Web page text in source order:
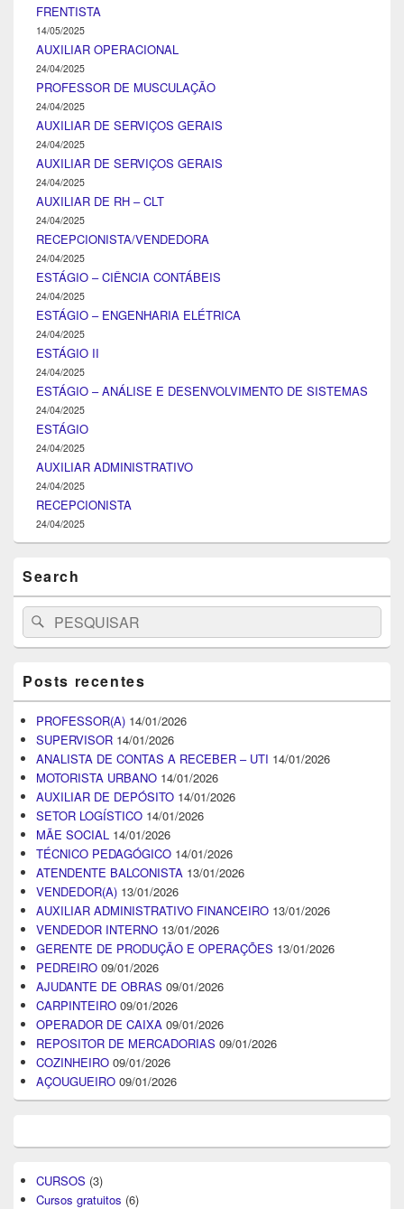
FRENTISTA
14/05/2025
AUXILIAR OPERACIONAL
24/04/2025
PROFESSOR DE MUSCULAÇÃO
24/04/2025
AUXILIAR DE SERVIÇOS GERAIS
24/04/2025
AUXILIAR DE SERVIÇOS GERAIS
24/04/2025
AUXILIAR DE RH – CLT
24/04/2025
RECEPCIONISTA/VENDEDORA
24/04/2025
ESTÁGIO – CIÊNCIA CONTÁBEIS
24/04/2025
ESTÁGIO – ENGENHARIA ELÉTRICA
24/04/2025
ESTÁGIO II
24/04/2025
ESTÁGIO – ANÁLISE E DESENVOLVIMENTO DE SISTEMAS
24/04/2025
ESTÁGIO
24/04/2025
AUXILIAR ADMINISTRATIVO
24/04/2025
RECEPCIONISTA
24/04/2025
Search
Search
for:
Pesquisar
Posts recentes
PROFESSOR(A) 14/01/2026
SUPERVISOR 14/01/2026
ANALISTA DE CONTAS A RECEBER – UTI 14/01/2026
MOTORISTA URBANO 14/01/2026
AUXILIAR DE DEPÓSITO 14/01/2026
SETOR LOGÍSTICO 14/01/2026
MÃE SOCIAL 14/01/2026
TÉCNICO PEDAGÓGICO 14/01/2026
ATENDENTE BALCONISTA 13/01/2026
VENDEDOR(A) 13/01/2026
AUXILIAR ADMINISTRATIVO FINANCEIRO 13/01/2026
VENDEDOR INTERNO 13/01/2026
GERENTE DE PRODUÇÃO E OPERAÇÕES 13/01/2026
PEDREIRO 09/01/2026
AJUDANTE DE OBRAS 09/01/2026
CARPINTEIRO 09/01/2026
OPERADOR DE CAIXA 09/01/2026
REPOSITOR DE MERCADORIAS 09/01/2026
COZINHEIRO 09/01/2026
AÇOUGUEIRO 09/01/2026
CURSOS (3)
Cursos gratuitos (6)